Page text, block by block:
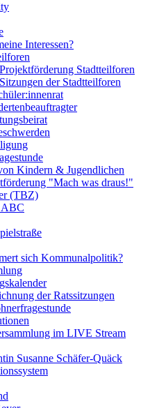
Interessen?
Projektförderung Stadtteilforen
Sitzungen der Stadtteilforen
Kindern & Jugendlichen
"Mach was draus!"
(TBZ)
ABC
sich Kommunalpolitik?
der Ratssitzungen
im LIVE Stream
Susanne Schäfer-Quäck